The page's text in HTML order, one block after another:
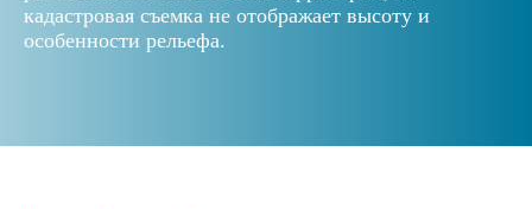
кадастровая съемка не отображает высоту и
особенности рельефа.